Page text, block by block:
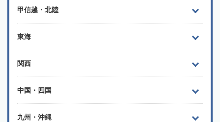
甲信越・北陸
東海
関西
中国・四国
九州・沖縄